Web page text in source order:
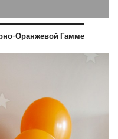
Оранжевой Гамме